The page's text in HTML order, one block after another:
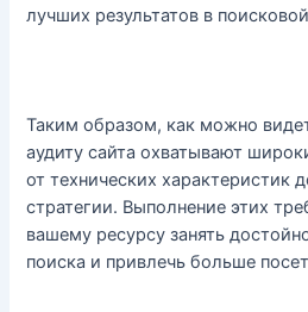
лучших результатов в
Таким образом, как можно
аудиту сайта охватывают
от технических характеристик
стратегии. Выполнение этих
вашему ресурсу занять
поиска и привлечь больше